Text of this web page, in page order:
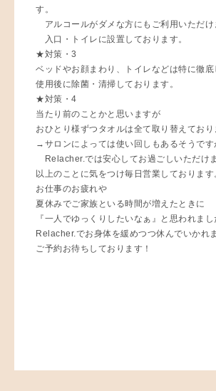
す。
アルコールがダメな方にもご利用いただけ
入口・トイレに設置しております。
★対策・3
ベッドやお顔まわり、トイレなどは特に徹底
使用後に除菌・清掃しております。
★対策・4
当たり前のことかと思いますが
おひとり様ずつタオルは全て取り替えており
→サロンによっては使い回しもあるそうです
Relacher.では安心してお過ごしいただけま
以上のことに気をつけ毎日営業しております
お仕事のお疲れや
夏休みでご家族といる時間が増えたときに
『一人でゆっくりしたいなぁ』と思われまし
Relacher.でお身体を緩めつつ休んでいかれ
ご予約お待ちしております！